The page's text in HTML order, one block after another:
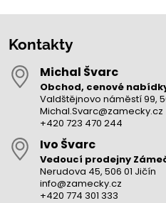
Kontakty
Michal Švarc
Obchod, cenové
Valdštějnovo náměstí 99,
Michal.Svarc@zamecky.cz
+420 723 470 244
Ivo Švarc
Vedoucí prodejny
Nerudova 45, 506 01 Jičín
info@zamecky.cz
+420 774 301 333